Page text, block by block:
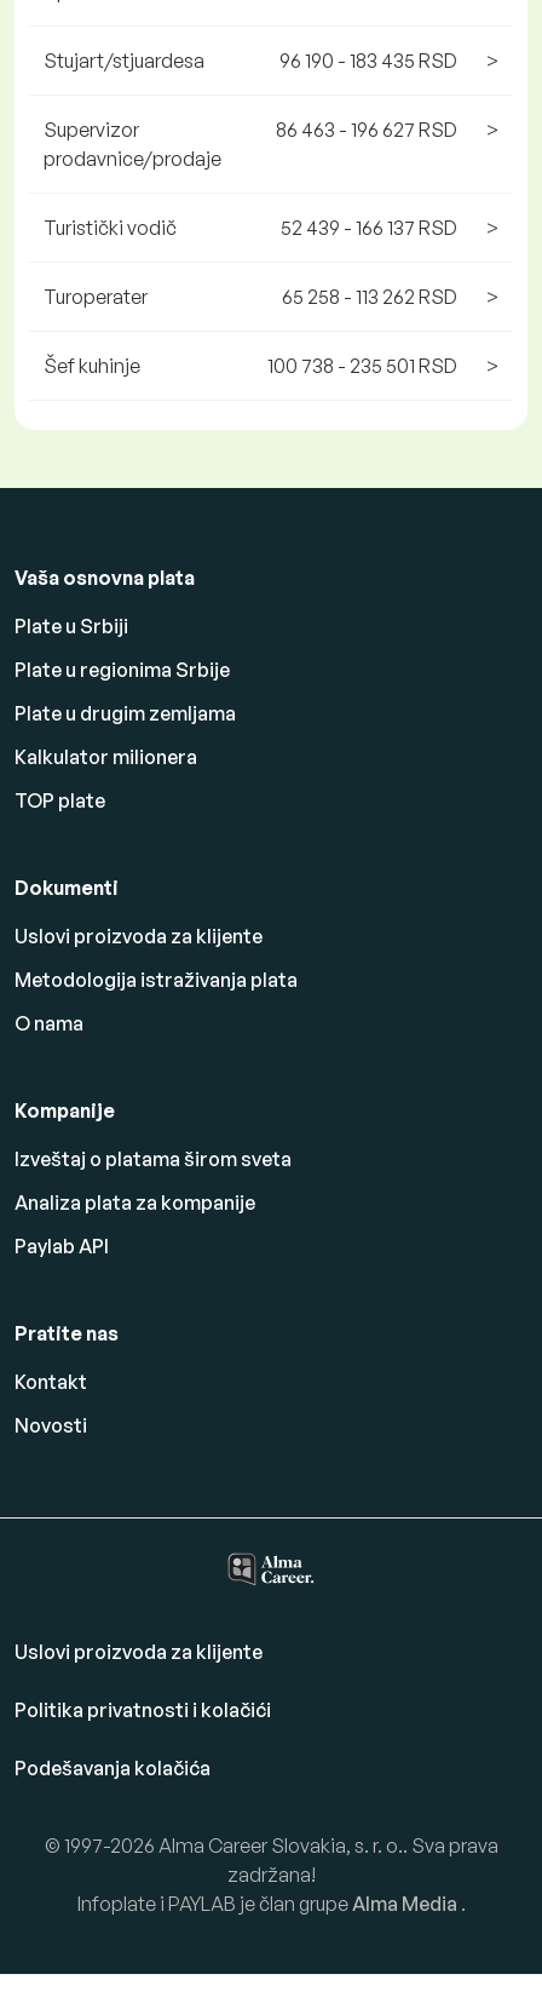
Stujart/stjuardesa 96 190 - 183 435 RSD >
Supervizor
prodavnice/prodaje
86 463 - 196 627 RSD >
Turistički vodič 52 439 - 166 137 RSD >
Turoperater 65 258 - 113 262 RSD >
Šef kuhinje 100 738 - 235 501 RSD >
Vaša osnovna plata
Plate u Srbiji
Plate u regionima Srbije
Plate u drugim zemljama
Kalkulator milionera
TOP plate
Dokumenti
Uslovi proizvoda za klijente
Metodologija istraživanja plata
O nama
Kompanije
Izveštaj o platama širom sveta
Analiza plata za kompanije
Paylab API
Pratite nas
Kontakt
Novosti
Uslovi proizvoda za klijente
Politika privatnosti i kolačići
Podešavanja kolačića
© 1997-2026 Alma Career Slovakia, s. r. o.. Sva prava
zadržana!
Infoplate i PAYLAB je član grupeAlma Media .